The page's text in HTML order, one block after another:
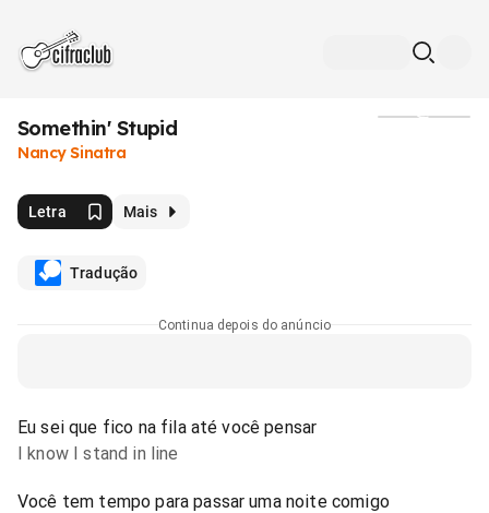
Somethin' Stupid
Nancy Sinatra
Letra Mais
Tradução
Continua depois do anúncio
Eu sei que fico na fila até você pensar
I know I stand in line
Você tem tempo para passar uma noite comigo